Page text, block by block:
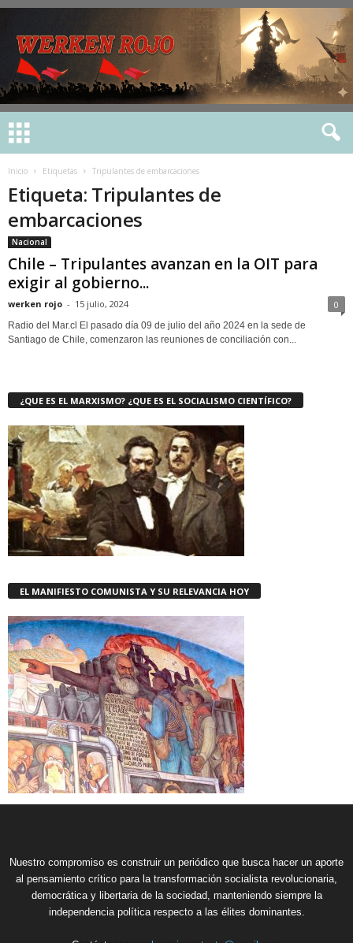
Inicio Etiquetas Tripulantes de embarcaciones
Etiqueta: Tripulantes de
embarcaciones
Nacional
Chile – Tripulantes avanzan en la OIT para
exigir al gobierno...
werken rojo - 15 julio, 2024 0
Radio del Mar.cl El pasado día 09 de julio del año 2024 en la sede de
Santiago de Chile, comenzaron las reuniones de conciliación con...
¿QUE ES EL MARXISMO? ¿QUE ES EL SOCIALISMO CIENTÍFICO?
EL MANIFIESTO COMUNISTA Y SU RELEVANCIA HOY
Nuestro compromiso es construir un periódico que busca hacer un aporte
al pensamiento crítico para la transformación socialista revolucionaria,
democrática y libertaria de la sociedad, manteniendo siempre la
independencia política respecto a las élites dominantes.